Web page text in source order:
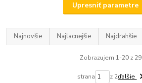
Upresniť parametre
Najnovšie Najlacnejšie Najdrahšie
Zobrazujem 1-20 z 29
strana z 2ďalšie